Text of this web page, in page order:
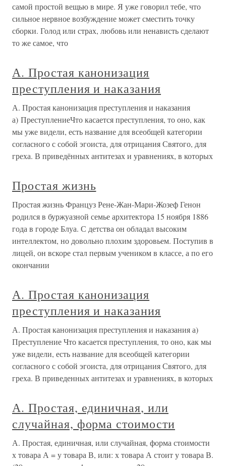
самой простой вещью в мире. Я уже говорил тебе, что
сильное нервное возбуждение может сместить точку
сборки. Голод или страх, любовь или ненависть сделают
то же самое, что
А. Простая канонизация
преступления и наказания
А. Простая канонизация преступления и наказания
а) ПреступлениеЧто касается преступления, то оно, как
мы уже видели, есть название для всеобщей категории
согласного с собой эгоиста, для отрицания Святого, для
греха. В приведённых антитезах и уравнениях, в которых
Простая жизнь
Простая жизнь Француз Рене-Жан-Мари-Жозеф Генон
родился в буржуазной семье архитектора 15 ноября 1886
года в городе Блуа. С детства он обладал высоким
интеллектом, но довольно плохим здоровьем. Поступив в
лицей, он вскоре стал первым учеником в классе, а по его
окончании
А. Простая канонизация
преступления и наказания
А. Простая канонизация преступления и наказания а)
Преступление Что касается преступления, то оно, как мы
уже видели, есть название для всеобщей категории
согласного с собой эгоиста, для отрицания Святого, для
греха. В приведенных антитезах и уравнениях, в которых
А. Простая, единичная, или
случайная, форма стоимости
А. Простая, единичная, или случайная, форма стоимости
х товара А = у товара В, или: х товара А стоит у товара В.